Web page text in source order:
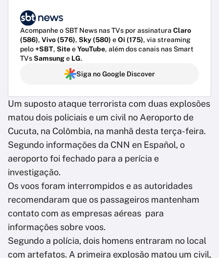
Acompanhe o SBT News nas TVs por assinatura Claro
(586), Vivo (576), Sky (580) eOi (175), via streaming
pelo+SBT, SiteeYouTube, além dos canais nas Smart
TVsSamsunge LG.
Siga no Google Discover
Um suposto ataque terrorista com duas explosões
matou dois policiais e um civil no Aeroporto de
Cucuta, na Colômbia, na manhã desta terça-feira.
Segundo informações da CNN en Español, o
aeroporto foi fechado para a perícia e
investigação.
Os voos foram interrompidos e as autoridades
recomendaram que os passageiros mantenham
contato com as empresas aéreas para
informações sobre voos.
Segundo a polícia, dois homens entraram no local
com artefatos. A primeira explosão matou um civil,